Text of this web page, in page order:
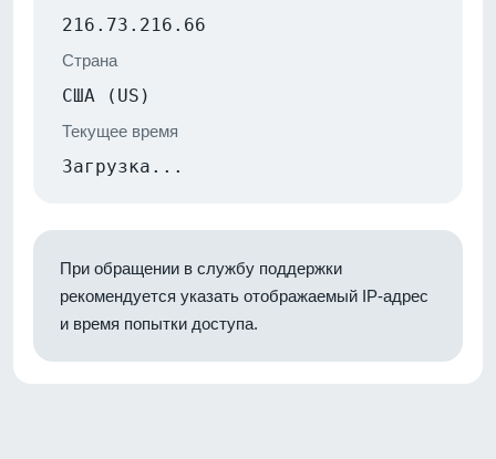
216.73.216.66
Страна
США (US)
Текущее время
Загрузка...
При обращении в службу поддержки
рекомендуется указать отображаемый IP-адрес
и время попытки доступа.